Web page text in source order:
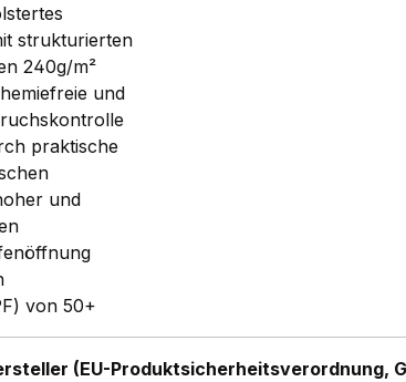
strukturierten
240g/m²
und
praktische
und
von 50+
(EU-Produktsicherheitsverordnung,